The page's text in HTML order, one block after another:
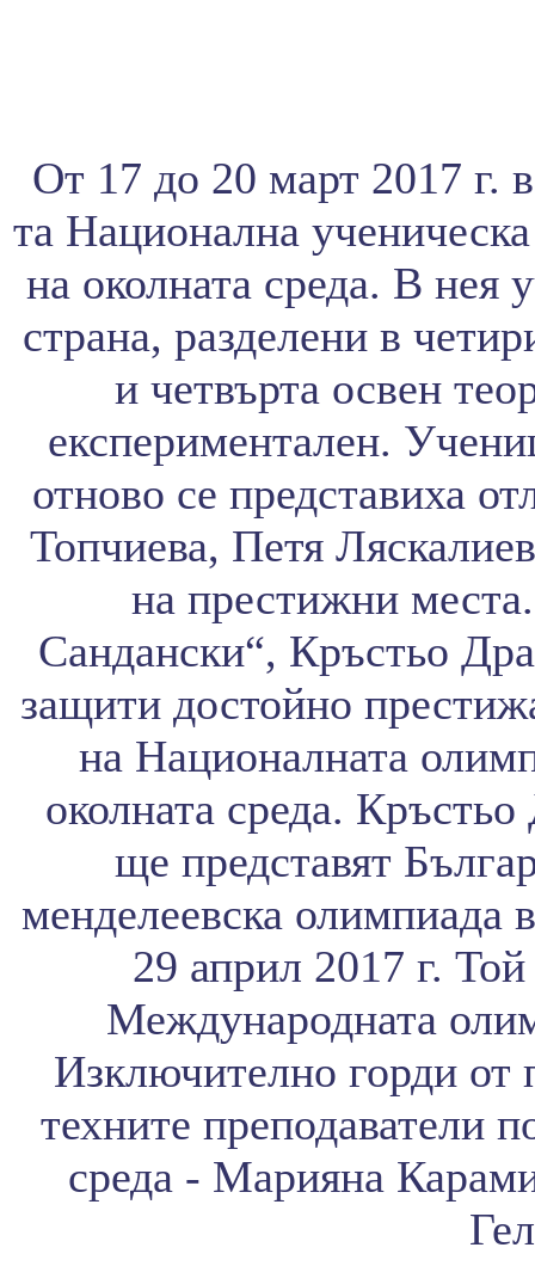
От 17 до 20 март 2017 г.
та Национална
на околната среда. В нея
страна, разделени в
и четвърта освен
експериментален.
отново се представиха
Топчиева, Петя
на престижни
Сандански“, Кръстьо
защити достойно
на Националната
околната среда.
ще представят
менделеевска олимпиада
29 април 2017 г.
Международната
Изключително горди от
техните преподаватели
среда - Марияна